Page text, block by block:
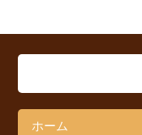
ホーム